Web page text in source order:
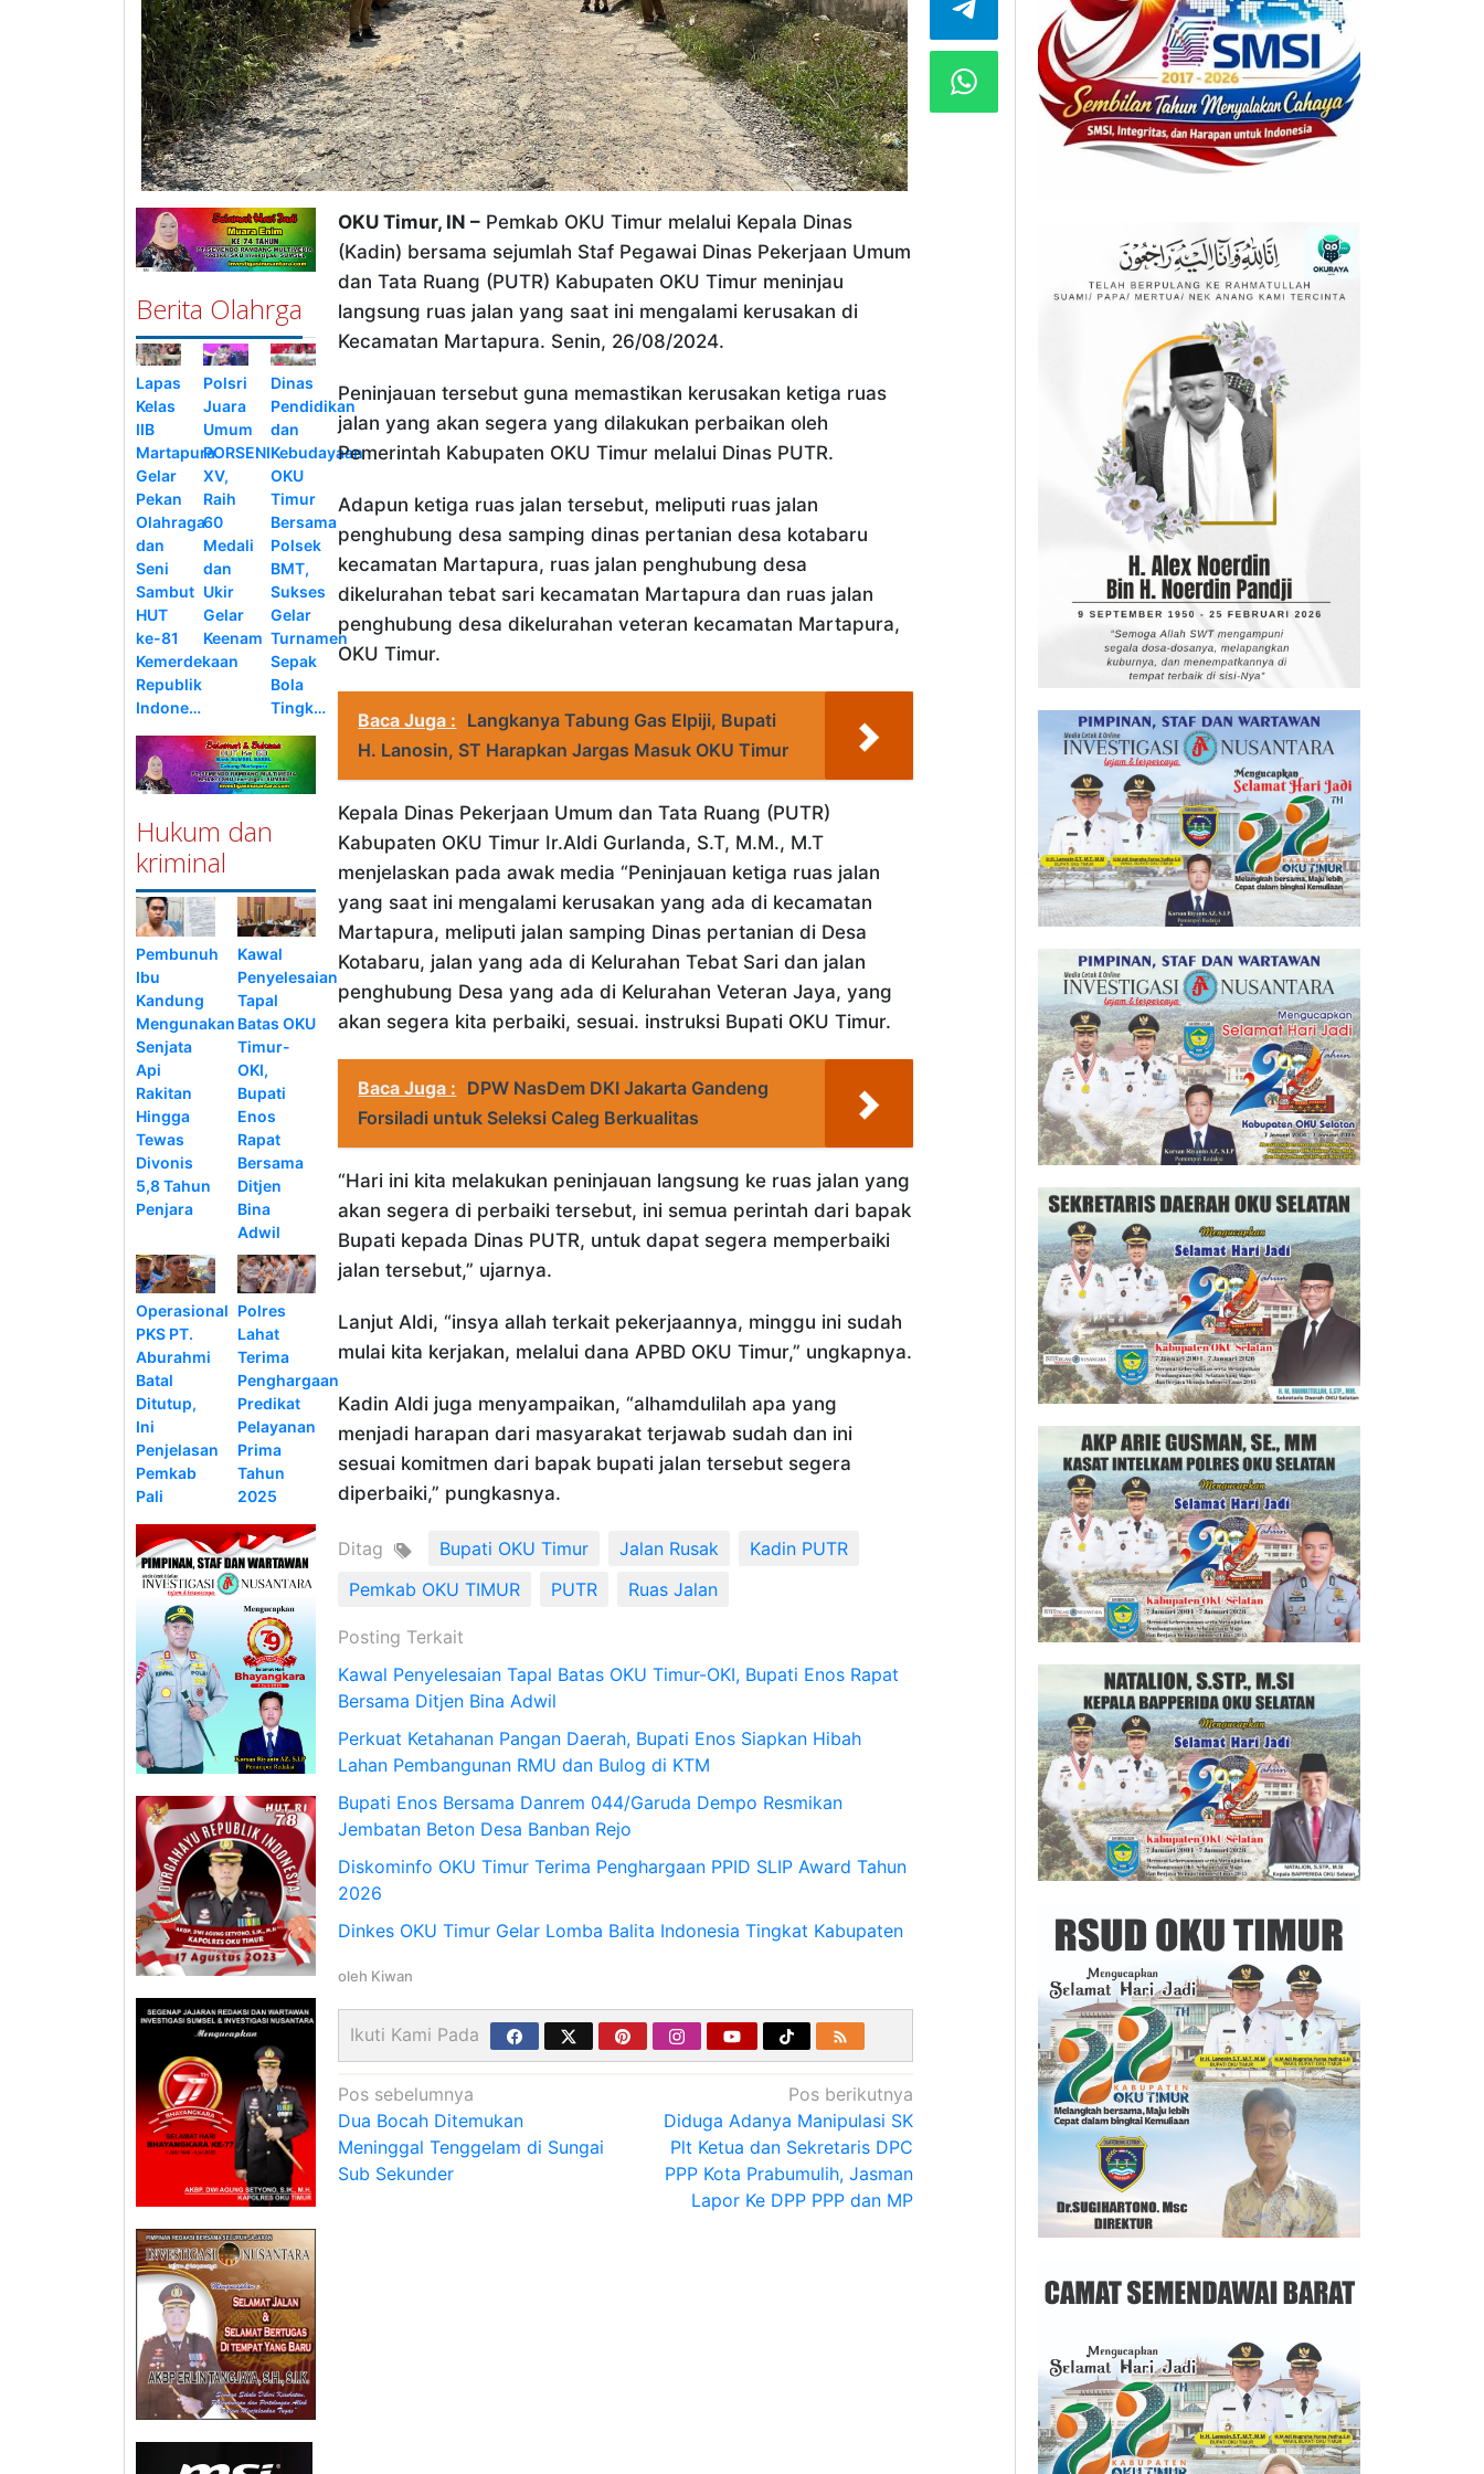
Berita Olahrga
Lapas
Kelas
IIB
Martapura
Gelar
Pekan
Olahraga
dan
Seni
Sambut
HUT
ke-81
Kemerdekaan
Republik
Indone…
Polsri
Juara
Umum
PORSENI
XV,
Raih
60
Medali
dan
Ukir
Gelar
Keenam
Dinas
Pendidikan
dan
Kebudayaan
OKU
Timur
Bersama
Polsek
BMT,
Sukses
Gelar
Turnamen
Sepak
Bola
Tingk…
Hukum dan
kriminal
Pembunuh
Ibu
Kandung
Mengunakan
Senjata
Api
Rakitan
Hingga
Tewas
Divonis
5,8 Tahun
Penjara
Kawal
Penyelesaian
Tapal
Batas OKU
Timur-
OKI,
Bupati
Enos
Rapat
Bersama
Ditjen
Bina
Adwil
Operasional
PKS PT.
Aburahmi
Batal
Ditutup,
Ini
Penjelasan
Pemkab
Pali
Polres
Lahat
Terima
Penghargaan
Predikat
Pelayanan
Prima
Tahun
2025
OKU Timur, IN – Pemkab OKU Timur melalui Kepala Dinas
(Kadin) bersama sejumlah Staf Pegawai Dinas Pekerjaan Umum
dan Tata Ruang (PUTR) Kabupaten OKU Timur meninjau
langsung ruas jalan yang saat ini mengalami kerusakan di
Kecamatan Martapura. Senin, 26/08/2024.
Peninjauan tersebut guna memastikan kerusakan ketiga ruas
jalan yang akan segera yang dilakukan perbaikan oleh
Pemerintah Kabupaten OKU Timur melalui Dinas PUTR.
Adapun ketiga ruas jalan tersebut, meliputi ruas jalan
penghubung desa samping dinas pertanian desa kotabaru
kecamatan Martapura, ruas jalan penghubung desa
dikelurahan tebat sari kecamatan Martapura dan ruas jalan
penghubung desa dikelurahan veteran kecamatan Martapura,
OKU Timur.
Baca Juga : Langkanya Tabung Gas Elpiji, Bupati
H. Lanosin, ST Harapkan Jargas Masuk OKU Timur
Kepala Dinas Pekerjaan Umum dan Tata Ruang (PUTR)
Kabupaten OKU Timur Ir.Aldi Gurlanda, S.T, M.M., M.T
menjelaskan pada awak media “Peninjauan ketiga ruas jalan
yang saat ini mengalami kerusakan yang ada di kecamatan
Martapura, meliputi jalan samping Dinas pertanian di Desa
Kotabaru, jalan yang ada di Kelurahan Tebat Sari dan jalan
penghubung Desa yang ada di Kelurahan Veteran Jaya, yang
akan segera kita perbaiki, sesuai. instruksi Bupati OKU Timur.
Baca Juga : DPW NasDem DKI Jakarta Gandeng
Forsiladi untuk Seleksi Caleg Berkualitas
“Hari ini kita melakukan peninjauan langsung ke ruas jalan yang
akan segera di perbaiki tersebut, ini semua perintah dari bapak
Bupati kepada Dinas PUTR, untuk dapat segera memperbaiki
jalan tersebut,” ujarnya.
Lanjut Aldi, “insya allah terkait pekerjaannya, minggu ini sudah
mulai kita kerjakan, melalui dana APBD OKU Timur,” ungkapnya.
Kadin Aldi juga menyampaikan, “alhamdulilah apa yang
menjadi harapan dari masyarakat terjawab sudah dan ini
sesuai komitmen dari bapak bupati jalan tersebut segera
diperbaiki,” pungkasnya.
Ditag Bupati OKU Timur Jalan Rusak
Kadin PUTR
Pemkab OKU TIMUR
PUTR Ruas Jalan
Posting Terkait
Kawal Penyelesaian Tapal Batas OKU Timur-OKI, Bupati Enos Rapat
Bersama Ditjen Bina Adwil
Perkuat Ketahanan Pangan Daerah, Bupati Enos Siapkan Hibah
Lahan Pembangunan RMU dan Bulog di KTM
Bupati Enos Bersama Danrem 044/Garuda Dempo Resmikan
Jembatan Beton Desa Banban Rejo
Diskominfo OKU Timur Terima Penghargaan PPID SLIP Award Tahun
2026
Dinkes OKU Timur Gelar Lomba Balita Indonesia Tingkat Kabupaten
oleh Kiwan
Ikuti Kami Pada
Navigasi
pos
Pos sebelumnya
Dua Bocah Ditemukan
Meninggal Tenggelam di Sungai
Sub Sekunder
Pos berikutnya
Diduga Adanya Manipulasi SK
Plt Ketua dan Sekretaris DPC
PPP Kota Prabumulih, Jasman
Lapor Ke DPP PPP dan MP